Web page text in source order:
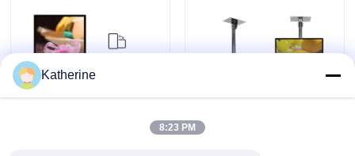
Новости
Отправить запрос
Katherine
8:23 PM